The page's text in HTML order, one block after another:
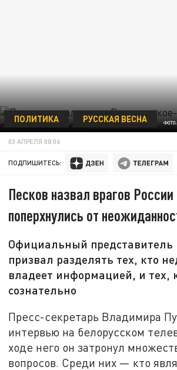
ФОТО:
ПОЛИТИКА РУССКАЯ ВЕСНА
03 АПРЕЛЯ 08:06
ПОДПИШИТЕСЬ:
Песков назвал врагов
поперхнулись от
Официальный представитель
призвал разделять тех, кто
владеет информацией, и тех,
сознательно
Пресс-секретарь Владимира
интервью на белорусском
ходе него он затронул
вопросов. Среди них — кто